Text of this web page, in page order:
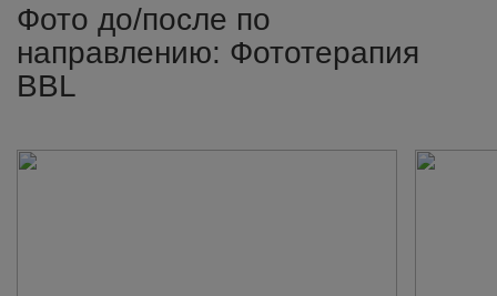
Фото до/после по
направлению: Фототерапия
BBL